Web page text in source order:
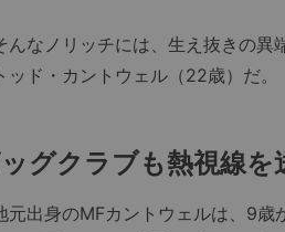
なノリッチには、生え抜きの異
ッド・カントウェル（22歳）だ。
グクラブも熱視線を
出身のMFカントウェルは、9歳